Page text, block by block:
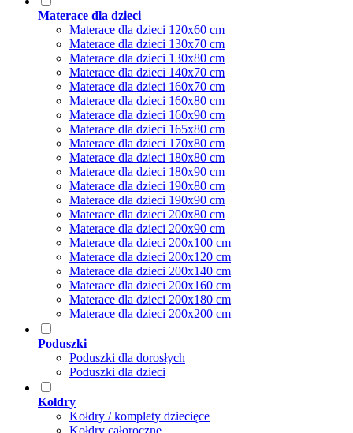
Materace dla dzieci
Materace dla dzieci 120x60 cm
Materace dla dzieci 130x70 cm
Materace dla dzieci 130x80 cm
Materace dla dzieci 140x70 cm
Materace dla dzieci 160x70 cm
Materace dla dzieci 160x80 cm
Materace dla dzieci 160x90 cm
Materace dla dzieci 165x80 cm
Materace dla dzieci 170x80 cm
Materace dla dzieci 180x80 cm
Materace dla dzieci 180x90 cm
Materace dla dzieci 190x80 cm
Materace dla dzieci 190x90 cm
Materace dla dzieci 200x80 cm
Materace dla dzieci 200x90 cm
Materace dla dzieci 200x100 cm
Materace dla dzieci 200x120 cm
Materace dla dzieci 200x140 cm
Materace dla dzieci 200x160 cm
Materace dla dzieci 200x180 cm
Materace dla dzieci 200x200 cm
Poduszki
Poduszki dla dorosłych
Poduszki dla dzieci
Kołdry
Kołdry / komplety dziecięce
Kołdry całoroczne